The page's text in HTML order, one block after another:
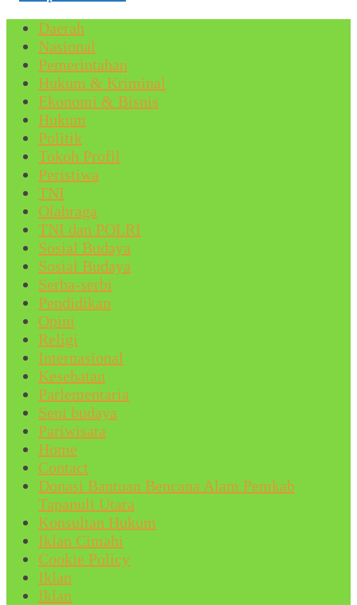
Daerah
Nasional
Pemerintahan
Hukum & Kriminal
Ekonomi & Bisnis
Hukum
Politik
Tokoh Profil
Peristiwa
TNI
Olahraga
TNI dan POLRI
Sosial Budaya
Sosial Budaya
Serba-serbi
Pendidikan
Opini
Religi
Internasional
Kesehatan
Parlementaria
Seni budaya
Pariwisata
Home
Contact
Donasi Bantuan Bencana Alam Pemkab
Tapanuli Utara
Konsultan Hukum
Iklan Cimahi
Cookie Policy
Iklan
Iklan